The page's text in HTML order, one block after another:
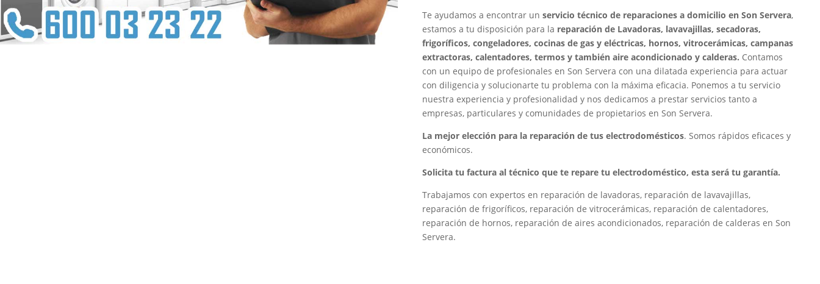
Te ayudamos a encontrar unservicio técnico de reparaciones a domicilio en Son Servera,
estamos a tu disposición para la reparación de Lavadoras, lavavajillas, secadoras,
frigoríficos, congeladores, cocinas de gas y eléctricas, hornos, vitrocerámicas, campanas
extractoras, calentadores, termos y también aire acondicionado y calderas. Contamos
con un equipo de profesionales en Son Servera con una dilatada experiencia para actuar
con diligencia y solucionarte tu problema con la máxima eficacia. Ponemos a tu servicio
nuestra experiencia y profesionalidad y nos dedicamos a prestar servicios tanto a
empresas, particulares y comunidades de propietarios en Son Servera.
La mejor elección para la reparación de tus electrodomésticos. Somos rápidos eficaces y
económicos.
Solicita tu factura al técnico que te repare tu electrodoméstico, esta será tu garantía.
Trabajamos con expertos en reparación de lavadoras, reparación de lavavajillas,
reparación de frigoríficos, reparación de vitrocerámicas, reparación de calentadores,
reparación de hornos, reparación de aires acondicionados, reparación de calderas en Son
Servera.